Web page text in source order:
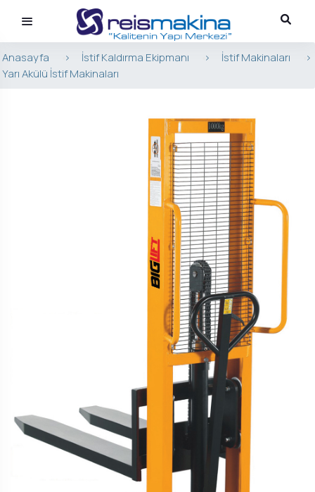
Anasayfa > İstif Kaldırma Ekipmanı > İstif Makinaları
>
Yarı Akülü İstif Makinaları